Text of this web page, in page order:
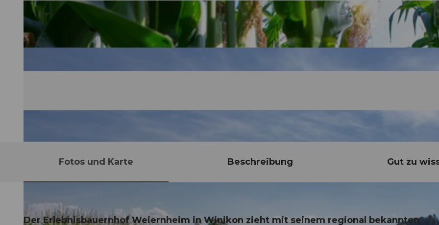
Fotos und Karte Beschreibung Gut zu
Der Erlebnisbauernhof Weiernheim in Winikon zieht mit seinem regional bekannten